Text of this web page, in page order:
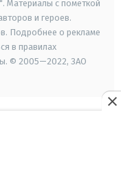
Материалы с пометкой
и героев.
Подробнее о рекламе
в правилах
© 2005—2022, ЗАО